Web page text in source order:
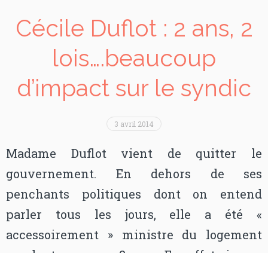
Cécile Duflot : 2 ans, 2
lois….beaucoup
d’impact sur le syndic
3 avril 2014
Madame Duflot vient de quitter le
gouvernement. En dehors de ses
penchants politiques dont on entend
parler tous les jours, elle a été «
accessoirement » ministre du logement